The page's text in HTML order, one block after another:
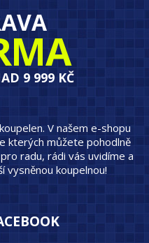
9 999 KČ
V našem e-shopu
kterých můžete pohodlně
radu, rádi vás uvidíme a
vysněnou koupelnou!